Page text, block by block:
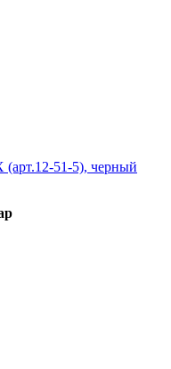
51-5), черный